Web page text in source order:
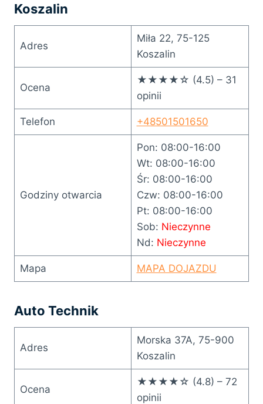
Koszalin
Adres
Miła 22, 75-125
Koszalin
Ocena
★★★★☆ (4.5) – 31
opinii
Telefon +48501501650
Godziny otwarcia
Pon: 08:00-16:00
Wt: 08:00-16:00
Śr: 08:00-16:00
Czw: 08:00-16:00
Pt: 08:00-16:00
Sob: Nieczynne
Nd: Nieczynne
Mapa MAPA DOJAZDU
Auto Technik
Adres
Morska 37A, 75-900
Koszalin
Ocena
★★★★☆ (4.8) – 72
opinii